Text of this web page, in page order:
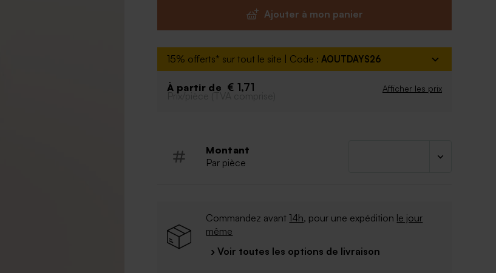
Ajouter à mon panier
15% offerts* sur tout le site | Code :AOUTDAYS26
À partir de € 1,71 Afficher les prix
Prix/pièce (TVA comprise)
Montant
Par pièce
Commandez avant14h, pour une expédition le jour
même
› Voir toutes les options de livraison